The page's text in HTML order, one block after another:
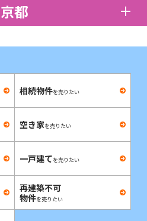
京都
相続物件を売りたい
空き家を売りたい
一戸建てを売りたい
再建築不可
物件を売りたい